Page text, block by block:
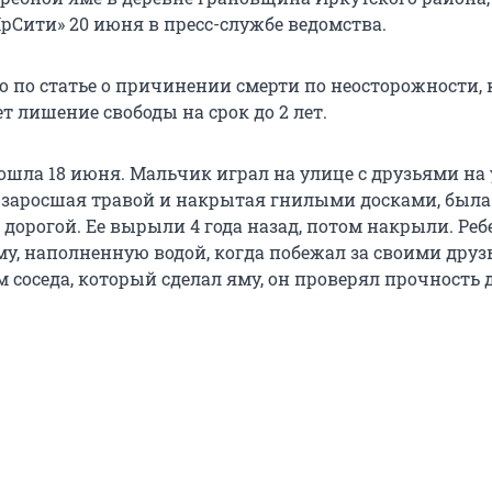
20 июня в пресс-службе ведомства.
по статье о причинении смерти по неосторожности,
лишение свободы на срок до 2 лет.
18 июня. Мальчик играл на улице с друзьями на
травой и накрытая гнилыми досками,
дорогой. Ее вырыли 4 года назад, потом накрыли.
наполненную водой, когда побежал за своими
соседа, который сделал яму, он проверял прочность